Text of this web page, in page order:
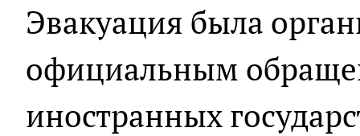
Эвакуация была
официальным
иностранных